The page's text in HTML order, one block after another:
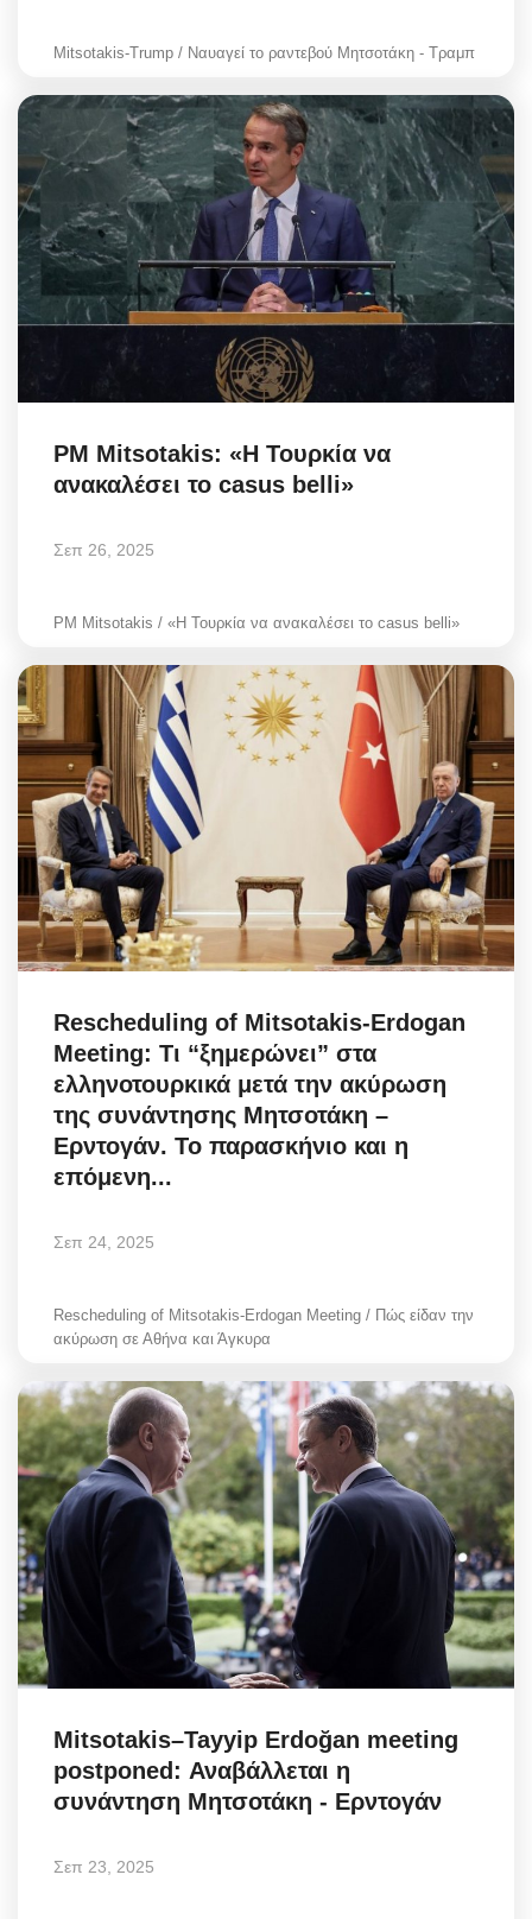
Mitsotakis-Trump / Ναυαγεί το ραντεβού Μητσοτάκη - Τραμπ
PM Mitsotakis: «Η Τουρκία να
ανακαλέσει το casus belli»
Σεπ 26, 2025
PM Mitsotakis / «Η Τουρκία να ανακαλέσει το casus belli»
Rescheduling of Mitsotakis-Erdogan
Meeting: Τι “ξημερώνει” στα
ελληνοτουρκικά μετά την ακύρωση
της συνάντησης Μητσοτάκη –
Ερντογάν. Το παρασκήνιο και η
επόμενη...
Σεπ 24, 2025
Rescheduling of Mitsotakis-Erdogan Meeting / Πώς είδαν την
ακύρωση σε Αθήνα και Άγκυρα
Mitsotakis–Tayyip Erdoğan meeting
postponed: Αναβάλλεται η
συνάντηση Μητσοτάκη - Ερντογάν
Σεπ 23, 2025